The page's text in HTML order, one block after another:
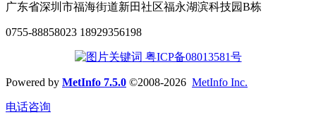
广东省深圳市福海街道新田社区福永湖滨科技园B栋
0755-88858023 18929356198
粤ICP备08013581号
Powered by MetInfo 7.5.0 ©2008-2026 MetInfo Inc.
电话咨询